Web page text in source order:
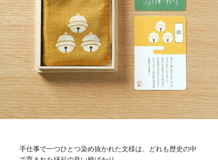
手仕事で一つひとつ染め抜かれた文様は、どれも歴史の中